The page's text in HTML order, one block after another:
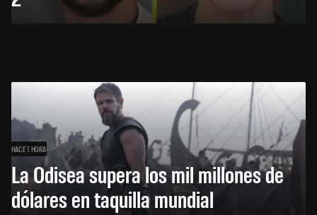
HACE 1 HORA
La Odisea supera los mil millones de
dólares en taquilla mundial